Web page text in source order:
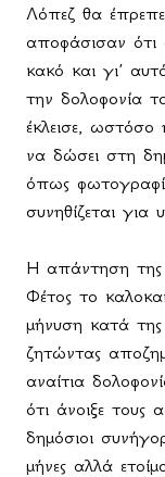
Λόπεζ θα έπρεπε
αποφάσισαν ότι
κακό και γι’
την δολοφονία
έκλεισε, ωστόσο
να δώσει στη
όπως
συνηθίζεται για
Η απάντηση της
Φέτος το
μήνυση κατά της
ζητώντας
αναίτια
ότι άνοιξε τους
δημόσιοι
μήνες αλλά